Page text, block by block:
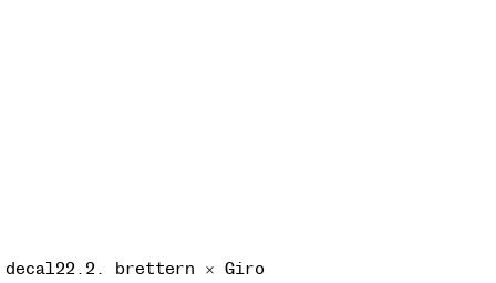
decal22.2. brettern × Giro